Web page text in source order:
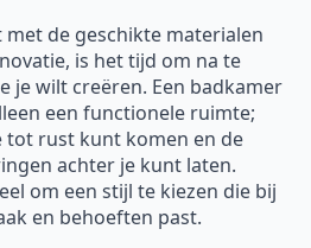
de geschikte materialen
is het tijd om na te
je wilt creëren. Een badkamer
een functionele ruimte;
tot rust kunt komen en de
achter je kunt laten.
om een stijl te kiezen die bij
en behoeften past.